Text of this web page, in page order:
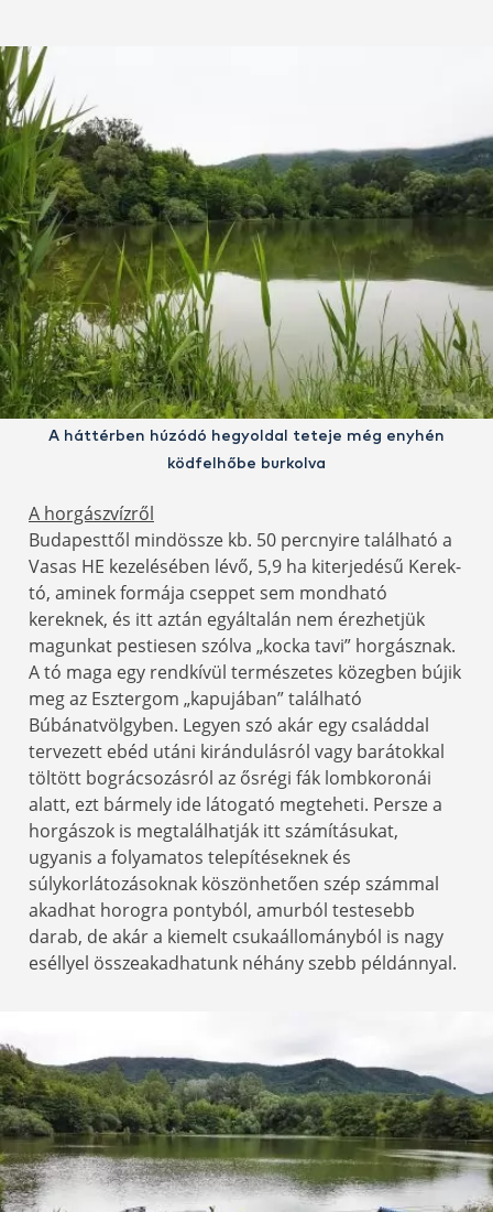
A háttérben húzódó hegyoldal teteje még enyhén
ködfelhőbe burkolva
A horgászvízről
Budapesttől mindössze kb. 50 percnyire található a
Vasas HE kezelésében lévő, 5,9 ha kiterjedésű Kerek-
tó, aminek formája cseppet sem mondható
kereknek, és itt aztán egyáltalán nem érezhetjük
magunkat pestiesen szólva „kocka tavi” horgásznak.
A tó maga egy rendkívül természetes közegben bújik
meg az Esztergom „kapujában” található
Búbánatvölgyben. Legyen szó akár egy családdal
tervezett ebéd utáni kirándulásról vagy barátokkal
töltött bográcsozásról az ősrégi fák lombkoronái
alatt, ezt bármely ide látogató megteheti. Persze a
horgászok is megtalálhatják itt számításukat,
ugyanis a folyamatos telepítéseknek és
súlykorlátozásoknak köszönhetően szép számmal
akadhat horogra pontyból, amurból testesebb
darab, de akár a kiemelt csukaállományból is nagy
eséllyel összeakadhatunk néhány szebb példánnyal.